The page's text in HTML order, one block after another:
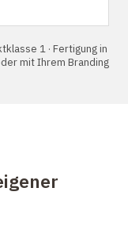
1 · Fertigung in
mit Ihrem Branding